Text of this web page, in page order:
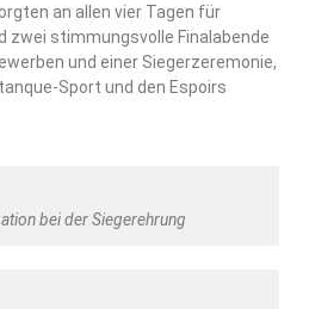
an allen vier Tagen für
zwei stimmungsvolle Finalabende
und einer Siegerzeremonie,
Sport und den Espoirs
bei der Siegerehrung